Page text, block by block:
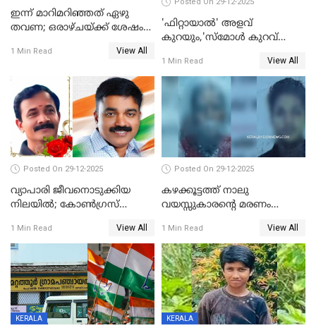
ഇന്ന് മാറിമറിഞ്ഞത് ഏഴു
തവണ; ഒരാഴ്ചയ്ക്ക് ശേഷം
1 Min Read View All
Posted On 29-12-2025
'ഫിറ്റായാൽ' അളവ്
കുറയും,'സ്‌മോൾ കുറവ്
പിഴ
1 Min Read View All
Posted On 29-12-2025
വ്യാപാരി ജീവനൊടുക്കിയ
നിലയില്‍; കോണ്‍ഗ്രസ്
മാനസികപീഡനമെന്ന് കുറിപ്പ്
1 Min Read View All
Posted On 29-12-2025
കഴക്കൂട്ടത്ത് നാലു
വയസ്സുകാരന്റെ മരണം
സുഹൃത്തും പൊലീസ്
കസ്റ്റഡിയിൽ
1 Min Read View All
KERALA KERALA